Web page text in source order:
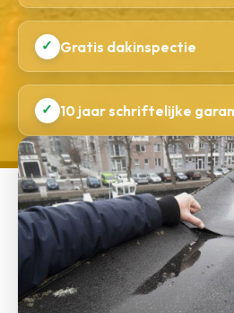
✓ Gratis dakinspectie
✓ 10 jaar schriftelijke